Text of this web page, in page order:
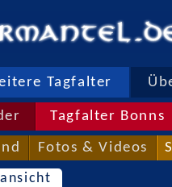
Tagfalter
Tagfalter Bonns
Fotos & Videos